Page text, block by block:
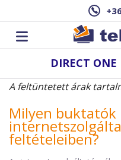
DIRECT
A feltüntetett árak
Milyen buktatók
feltételeiben?